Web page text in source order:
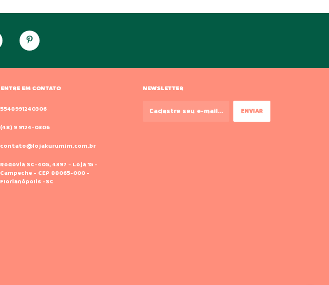
ENTRE EM CONTATO
5548991240306
(48) 9 9124-0306
contato@lojakurumim.com.br
Rodovia SC-405, 4397 - Loja 15 -
Campeche - CEP 88065-000 -
Florianópolis -SC
NEWSLETTER